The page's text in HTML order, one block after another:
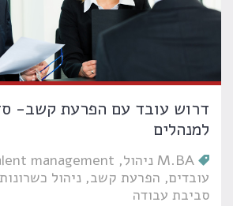
דרוש עובד עם הפרעת קשב-
למנהלים
M.BA ניהול management
עובדים הפרעת קשב ניהול
סביבת עבודה